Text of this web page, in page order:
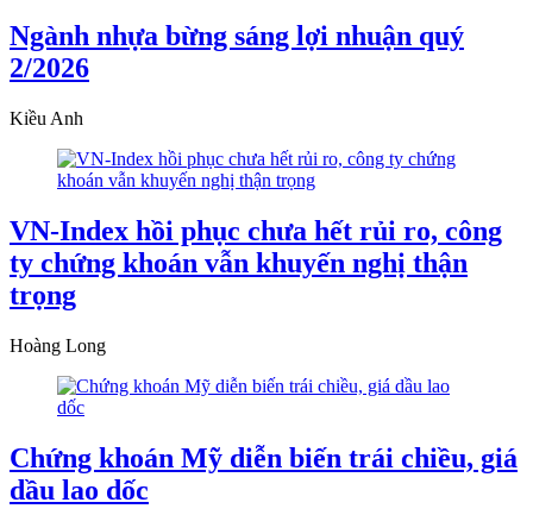
Ngành nhựa bừng sáng lợi nhuận quý
2/2026
Kiều Anh
VN-Index hồi phục chưa hết rủi ro, công
ty chứng khoán vẫn khuyến nghị thận
trọng
Hoàng Long
Chứng khoán Mỹ diễn biến trái chiều, giá
dầu lao dốc